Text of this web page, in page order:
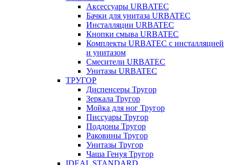
Аксессуары URBATEC
Бачки для унитаза URBATEC
Инсталляции URBATEC
Кнопки смыва URBATEC
Комплекты URBATEC с инсталляцией
и унитазом
Смесители URBATEC
Унитазы URBATEC
ТРУГОР
Диспенсеры Тругор
Зеркала Тругор
Мойка для ног Тругор
Писсуары Тругор
Поддоны Тругор
Раковины Тругор
Унитазы Тругор
Чаша Генуя Тругор
IDEAL STANDARD